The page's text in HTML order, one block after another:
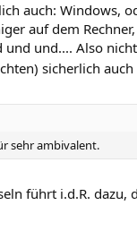
auch: Windows,
auf dem
und.... Also
sicherlich
sehr ambivalent.
führt i.d.R. dazu,